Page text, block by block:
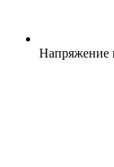
Напряжение